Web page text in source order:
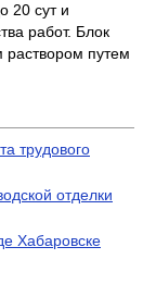
20 сут и
работ. Блок
раствором путем
трудового
отделки
Хабаровске